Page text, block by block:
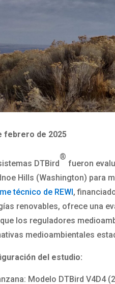
febrero de 2025
DTBird
®
fueron
Hills (Washington) para
técnico de REWI ,
renovables, ofrece una
los reguladores
medioambientales
del estudio:
Modelo DTBird V4D4